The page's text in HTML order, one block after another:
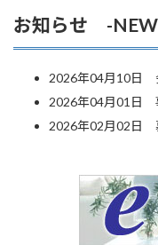
お知らせ -
2026年04月10日
2026年04月01日
2026年02月02日